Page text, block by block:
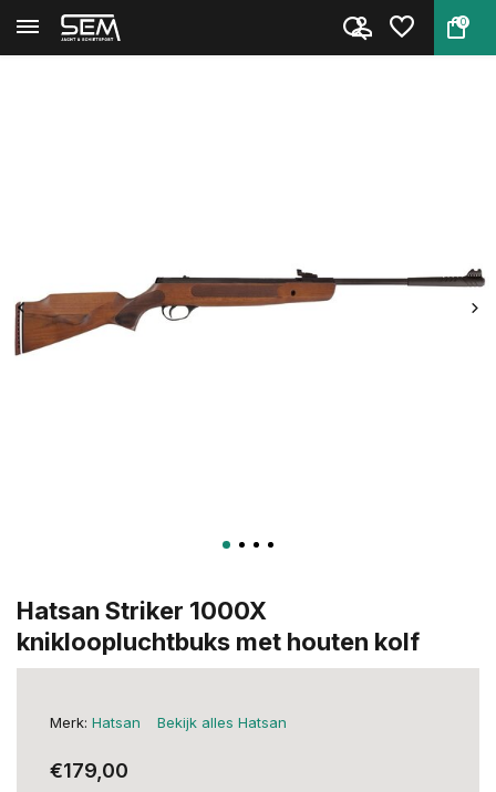
0
Terug Home Hatsan Striker 1000X knikloopl...
Hatsan Striker 1000X
knikloopluchtbuks met houten kolf
Merk: Hatsan Bekijk alles Hatsan
€179,00